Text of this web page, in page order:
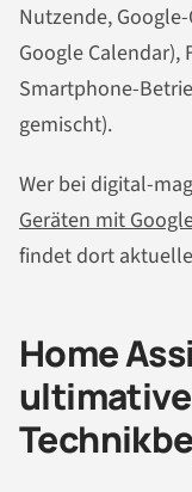
Nutzende,
Google Calendar),
Smartphone-
gemischt).
Wer bei digital-
Geräten mit
findet dort
Home